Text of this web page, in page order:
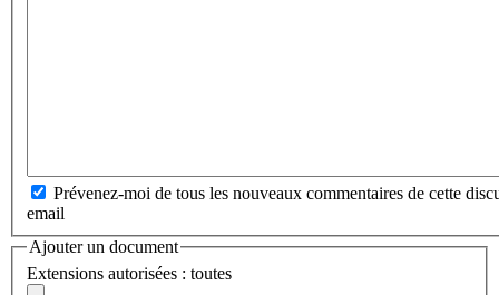
Prévenez-moi de tous les nouveaux commentaires de cette
email
Ajouter un document
Extensions autorisées : toutes